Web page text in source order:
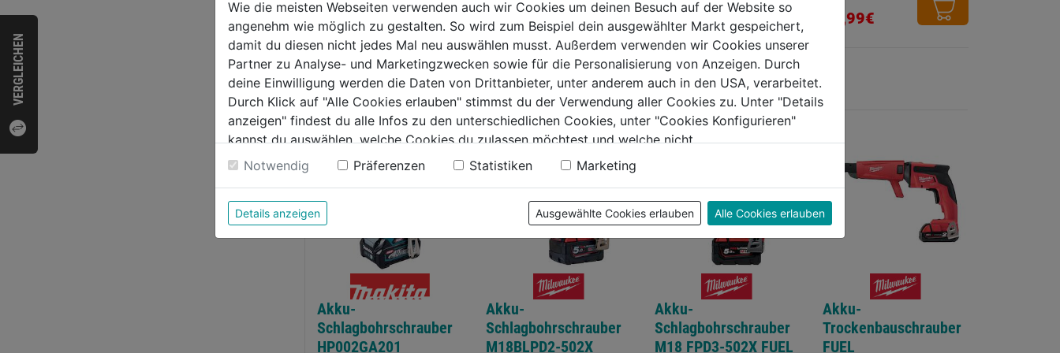
VERGLEICHEN
von
5
Sternen.
18,99€
von
5
Sternen.
32,99€
von
5
Sternen.
37,59€ 45,99€
WEITERE PRODUKTE AUS DIESER KATEGORIE
Akku-
Schlagbohrschrauber
HP002GA201
Akku-
Schlagbohrschrauber
M18BLPD2-502X
Akku-
Schlagbohrschrauber
M18 FPD3-502X FUEL
Akku-
Trockenbauschrauber
FUEL
Wie die meisten Webseiten verwenden auch wir Cookies um deinen Besuch auf der Website so
angenehm wie möglich zu gestalten. So wird zum Beispiel dein ausgewählter Markt gespeichert,
damit du diesen nicht jedes Mal neu auswählen musst. Außerdem verwenden wir Cookies unserer
Partner zu Analyse- und Marketingzwecken sowie für die Personalisierung von Anzeigen. Durch
deine Einwilligung werden die Daten von Drittanbieter, unter anderem auch in den USA, verarbeitet.
Durch Klick auf "Alle Cookies erlauben" stimmst du der Verwendung aller Cookies zu. Unter "Details
anzeigen" findest du alle Infos zu den unterschiedlichen Cookies, unter "Cookies Konfigurieren"
kannst du auswählen, welche Cookies du zulassen möchtest und welche nicht.
Weitere Informationen findest du in unserer Datenschutzerklärung
Notwendig Präferenzen Statistiken Marketing
Details anzeigen Ausgewählte Cookies erlauben Alle Cookies erlauben